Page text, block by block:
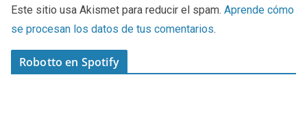
Este sitio usa Akismet para reducir el spam. Aprende cómo
se procesan los datos de tus comentarios.
Robotto en Spotify